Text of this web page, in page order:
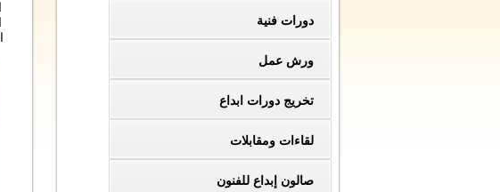
دورات فنية
ورش عمل
تخريج دورات ابداع
لقاءات ومقابلات
صالون إبداع للفنون